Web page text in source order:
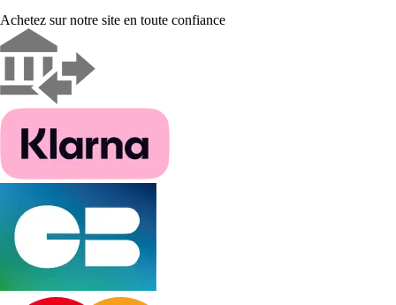
Achetez sur notre site en toute confiance